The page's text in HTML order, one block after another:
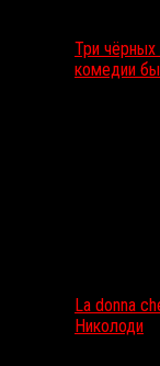
Три чёрных
комедии
La donna
Николоди